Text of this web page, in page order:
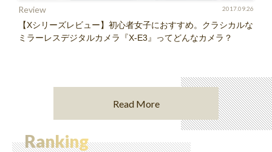
Review 2017.09.26
【Xシリーズレビュー】初心者女子におすすめ。クラシカルな
ミラーレスデジタルカメラ『X-E3』ってどんなカメラ？
Read More
Ranking